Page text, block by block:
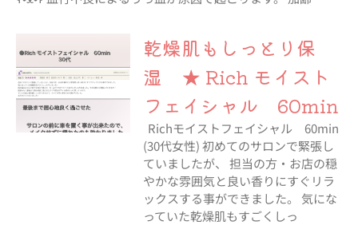
乾燥肌もしっとり保
湿 ★ Rich モイスト
フェイシャル 60min
Richモイストフェイシャル 60min
(30代女性) 初めてのサロンで緊張し
ていましたが、 担当の方・お店の穏
やかな雰囲気と良い香りにすぐリラ
ックスする事ができました。 気にな
っていた乾燥肌もすごくしっ